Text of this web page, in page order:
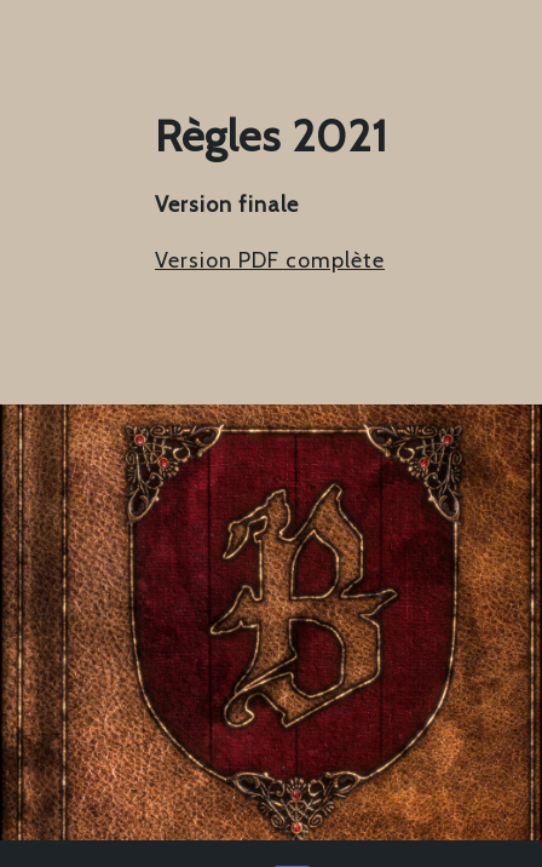
Règles 2021
Version finale
Version PDF complète